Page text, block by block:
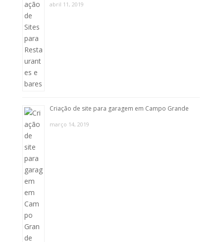
abril 11, 2019
Criação de site para garagem em Campo Grande
março 14, 2019